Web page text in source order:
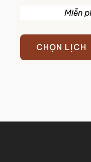
Miễn
CHỌN LỊCH